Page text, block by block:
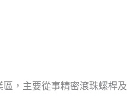
，主要從事精密滾珠螺桿及